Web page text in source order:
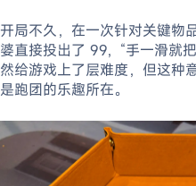
开局不久，在一次针对关键物
婆直接投出了 99，“手一滑就
然给游戏上了层难度，但这种
是跑团的乐趣所在。